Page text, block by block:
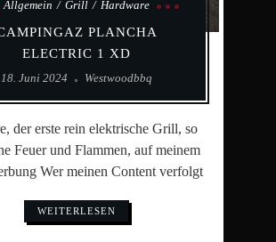
Allgemein Grill Hardware
PLANCHA
ELECTRIC 1 XD
18. Juni 2024 Westwoodbbq
der erste rein elektrische Grill, so
Feuer und Flammen, auf meinem
Wer meinen Content verfolgt
WEITERLESEN